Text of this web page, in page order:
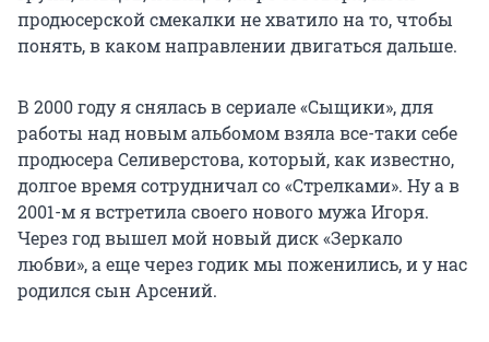
продюсерской смекалки не хватило на то, чтобы
понять, в каком направлении двигаться дальше.
В 2000 году я снялась в сериале «Сыщики», для
работы над новым альбомом взяла все-таки себе
продюсера Селиверстова, который, как известно,
долгое время сотрудничал со «Стрелками». Ну а в
2001-м я встретила своего нового мужа Игоря.
Через год вышел мой новый диск «Зеркало
любви», а еще через годик мы поженились, и у нас
родился сын Арсений.